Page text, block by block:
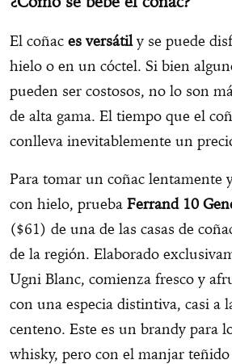
El coñac es versátily se puede
hielo o en un cóctel. Si bien
pueden ser costosos, no lo son
de alta gama. El tiempo que el
conlleva inevitablemente un
Para tomar un coñac lentamente
con hielo, prueba Ferrand 10
($61) de una de las casas de
de la región. Elaborado
Ugni Blanc, comienza fresco y
con una especia distintiva, casi a
centeno. Este es un brandy para
whisky, pero con el manjar